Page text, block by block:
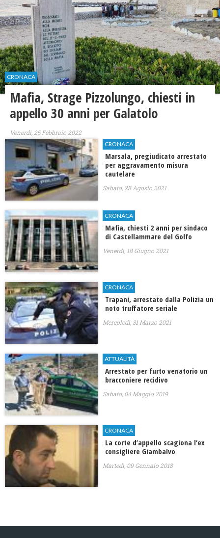
CRONACA
Mafia, Strage Pizzolungo, chiesti in
appello 30 anni per Galatolo
Venerdì, 25 Febbraio 2022
CRONACA
Marsala, pregiudicato arrestato
per aggravamento misura
cautelare
Sabato, 28 Agosto 2021
CRONACA
Mafia, chiesti 2 anni per sindaco
di Castellammare del Golfo
Venerdì, 18 Giugno 2021
CRONACA
Trapani, arrestato dalla Polizia un
noto truffatore seriale
Mercoledì, 31 Marzo 2021
ATTUALITÀ
Arrestato per furto venatorio un
bracconiere recidivo
Sabato, 04 Maggio 2019
CRONACA
La corte d’appello scagiona l’ex
consigliere Giambalvo
Martedì, 09 Gennaio 2018